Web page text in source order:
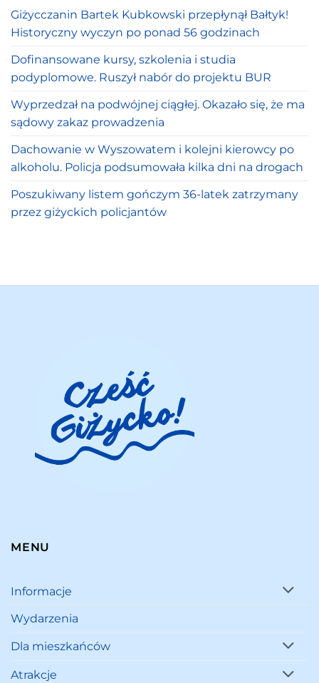
Giżycczanin Bartek Kubkowski przepłynął Bałtyk!
Historyczny wyczyn po ponad 56 godzinach
Dofinansowane kursy, szkolenia i studia
podyplomowe. Ruszył nabór do projektu BUR
Wyprzedzał na podwójnej ciągłej. Okazało się, że ma
sądowy zakaz prowadzenia
Dachowanie w Wyszowatem i kolejni kierowcy po
alkoholu. Policja podsumowała kilka dni na drogach
Poszukiwany listem gończym 36-latek zatrzymany
przez giżyckich policjantów
MENU
Informacje
Wydarzenia
Dla mieszkańców
Atrakcje